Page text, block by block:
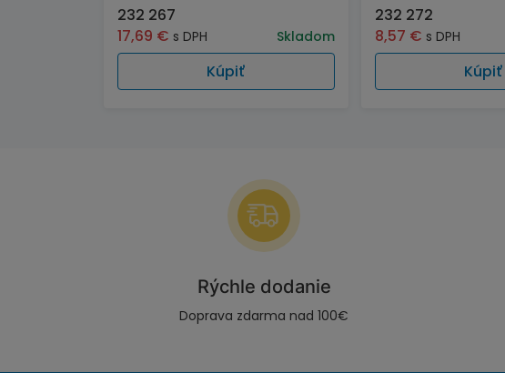
232 267
17,69 € s DPH Skladom
Kúpiť
232 272
8,57 € s DPH
Kúpiť
Rýchle dodanie
Doprava zdarma nad 100€